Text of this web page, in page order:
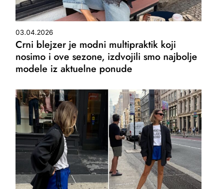
03.04.2026
Crni blejzer je modni multipraktik koji
nosimo i ove sezone, izdvojili smo najbolje
modele iz aktuelne ponude